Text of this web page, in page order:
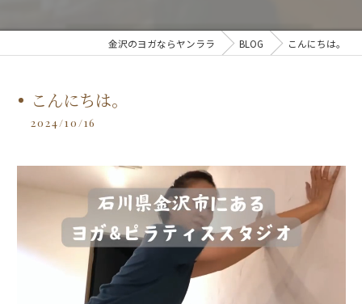
金沢のヨガならヤンララ BLOG こんにちは。
こんにちは。
2024/10/16